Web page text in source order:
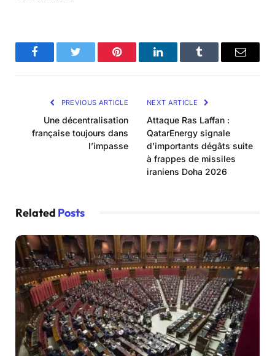
FacebookTwitter Pinterest LinkedInTumblr Email
PREVIOUS ARTICLE
Une décentralisation
française toujours dans
l’impasse
NEXT ARTICLE
Attaque Ras Laffan :
QatarEnergy signale
d’importants dégâts suite
à frappes de missiles
iraniens Doha 2026
Related Posts